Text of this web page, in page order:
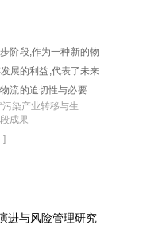
阶段,作为一种新的物
展的利益,代表了未来
流的迫切性与必要性,
,并结合当今绿色物流
绿色物流的基础设施
染产业转移与生
成果
]
进与风险管理研究